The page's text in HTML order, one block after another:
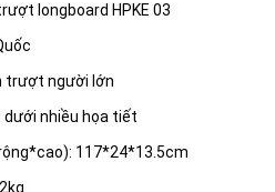
longboard HPKE 03
trượt người lớn
dưới nhiều họa tiết
117*24*13.5cm